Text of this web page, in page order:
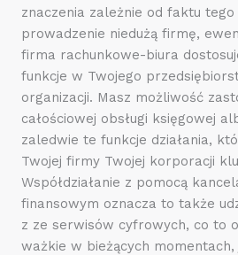
znaczenia zależnie od faktu
prowadzenie niedużą firmę,
firma rachunkowe-biura
funkcje w Twojego
organizacji. Masz możliwość
całościowej obsługi księgowej
zaledwie te funkcje działania,
Twojej firmy Twojej korporacji
Współdziałanie z pomocą
finansowym oznacza to także
z ze serwisów cyfrowych, co to
ważkie w bieżących